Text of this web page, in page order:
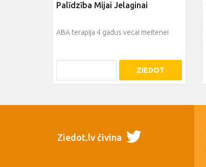
Palīdzība Mijai Jelaginai
ABA terapija 4 gadus vecai meitenei
ZIEDOT
Ziedot.lv čivina